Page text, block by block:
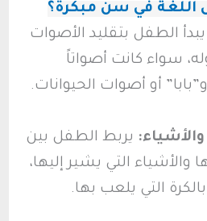
اللغة في سن مبكرة؟
الطفل بتقليد الأصوات
سواء كانت أصواتاً
أو أصوات الحيوانات.
يربط الطفل بين
التي يشير إليها،
التي يلعب بها.